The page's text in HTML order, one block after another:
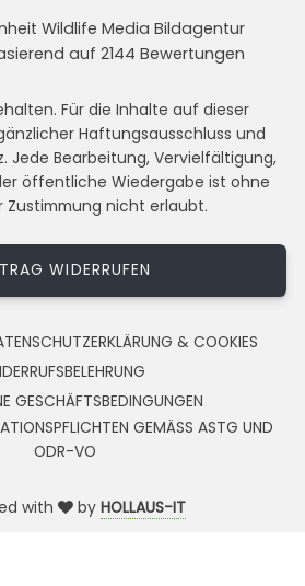
Wildlife Media Bildagentur
auf 2144 Bewertungen
Für die Inhalte auf dieser
Haftungsausschluss und
Jede Bearbeitung, Vervielfältigung,
öffentliche Wiedergabe ist ohne
Zustimmung nicht erlaubt.
WIDERRUFEN
& COOKIES
GESCHÄFTSBEDINGUNGEN
GEMÄSS ASTG UND
ODR-VO
with by HOLLAUS-IT